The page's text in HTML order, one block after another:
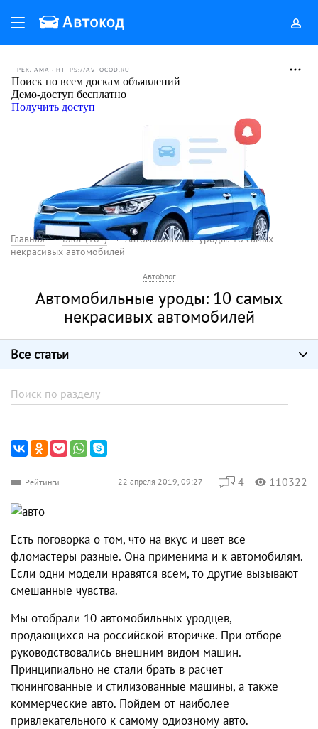
РЕКЛАМА • HTTPS://AVTOCOD.RU
Главная Блог (18+)
Автомобильные уроды: 10 самых
некрасивых автомобилей
Автоблог
Автомобильные уроды: 10 самых
некрасивых автомобилей
Все статьи
Рейтинги 22 апреля 2019, 09:27 4 110322
Есть поговорка о том, что на вкус и цвет все
фломастеры разные. Она применима и к автомобилям.
Если одни модели нравятся всем, то другие вызывают
смешанные чувства.
Мы отобрали 10 автомобильных уродцев,
продающихся на российской вторичке. При отборе
руководствовались внешним видом машин.
Принципиально не стали брать в расчет
тюнингованные и стилизованные машины, а также
коммерческие авто. Пойдем от наиболее
привлекательного к самому одиозному авто.